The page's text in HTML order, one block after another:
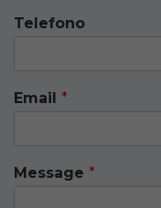
Telefono
Email *
Message *